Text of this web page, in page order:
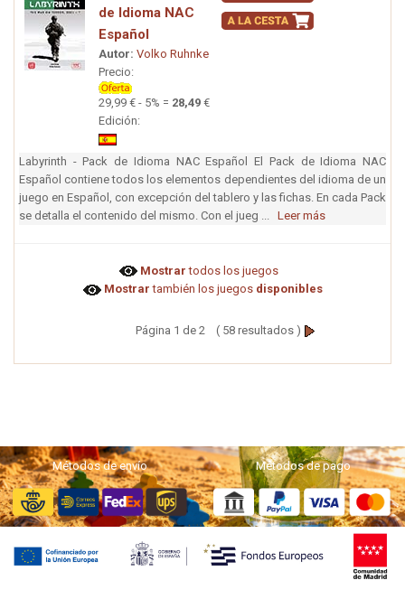
de Idioma NAC
Español
Autor: Volko Ruhnke
Precio:
29,99 € - 5% = 28,49 €
Edición:
Labyrinth - Pack de Idioma NAC Español El Pack de Idioma NAC
Español contiene todos los elementos dependientes del idioma de un
juego en Español, con excepción del tablero y las fichas. En cada Pack
se detalla el contenido del mismo. Con el jueg ... Leer más
Mostrar todos los juegos
Mostrar también los juegos disponibles
Página 1 de 2 ( 58 resultados )
Métodos de envío Métodos de pago